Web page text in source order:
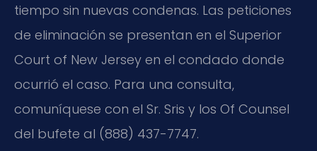
tiempo sin nuevas condenas. Las peticiones
de eliminación se presentan en el Superior
Court of New Jersey en el condado donde
ocurrió el caso. Para una consulta,
comuníquese con el Sr. Sris y los Of Counsel
del bufete al (888) 437-7747.